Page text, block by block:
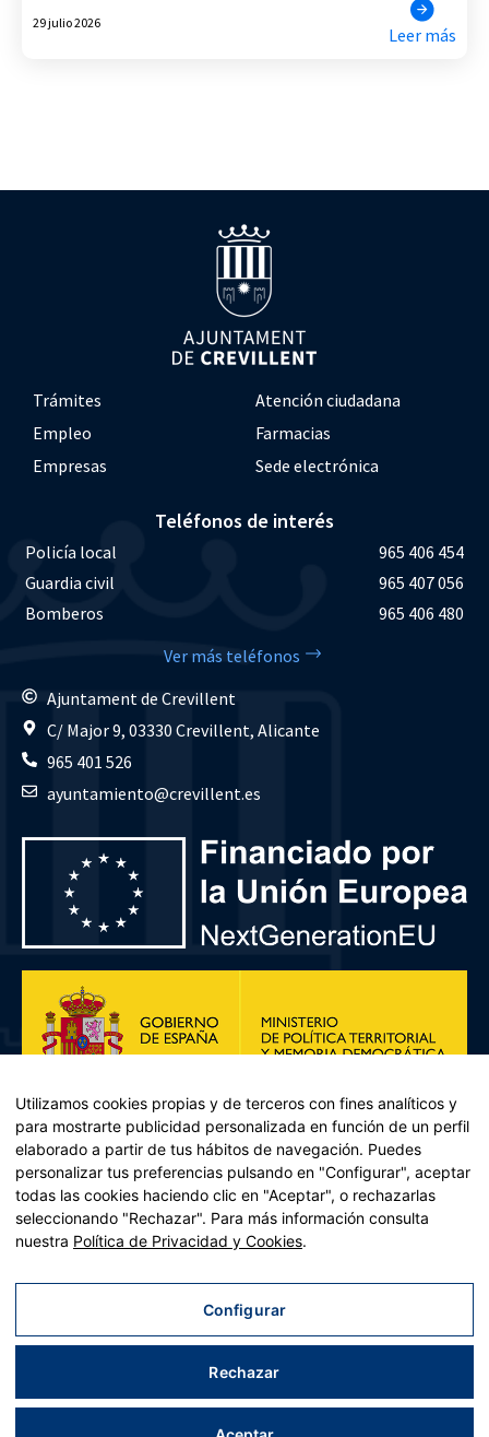
29 julio 2026
Leer más
Trámites
Atención ciudadana
Empleo
Farmacias
Empresas
Sede electrónica
Teléfonos de interés
Policía local
965 406 454
Guardia civil
965 407 056
Bomberos
965 406 480
Ver más teléfonos
Ajuntament de Crevillent
C/ Major 9, 03330 Crevillent, Alicante
965 401 526
ayuntamiento@crevillent.es
Plan de Recuperación, Transformación y Resiliencia – Financiado por
Recuperación y resiliencia, establecido por el Reglamento (UE)
2021/241 del Parlamento Europeo y del Consejo, de 12 de febrero
Aviso legal|Política de privacidad|Política de cookies|Accesibilidad|Mapa web
| Desarrollado porTrestristes
Utilizamos cookies propias y de terceros con fines analíticos y
para mostrarte publicidad personalizada en función de un perfil
elaborado a partir de tus hábitos de navegación. Puedes
personalizar tus preferencias pulsando en "Configurar", aceptar
todas las cookies haciendo clic en "Aceptar", o rechazarlas
seleccionando "Rechazar". Para más información consulta
nuestra Política de Privacidad y Cookies.
Configurar
Rechazar